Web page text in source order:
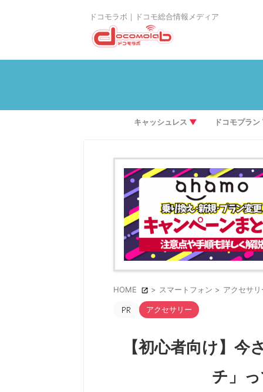
ドコモラボ｜ドコモ総合情報メディア
キャッシュレス ▼ ドコモプラン
HOME > スマートフォン > アクセサリ
アクセサリー
【初心者向け】
チ」